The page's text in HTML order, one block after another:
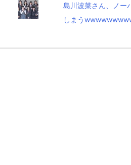
島川波菜さん、ノー
しまう